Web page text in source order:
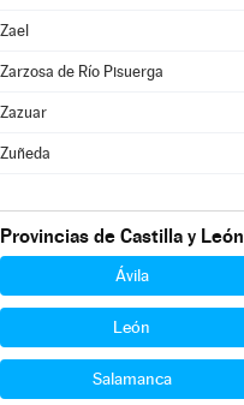
Zael
Zarzosa de Río Pisuerga
Zazuar
Zuñeda
Provincias de Castilla y León
Ávila
León
Salamanca